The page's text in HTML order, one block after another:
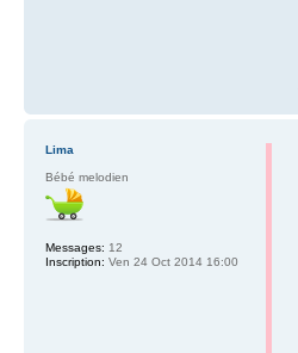
Lima
Bébé melodien
Messages: 12
Inscription: Ven 24 Oct 2014 16:00